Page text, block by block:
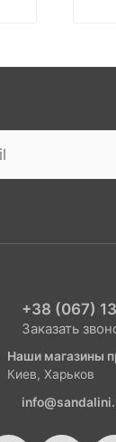
+38 (067)
Заказать
Наши магазины
Киев, Харьков